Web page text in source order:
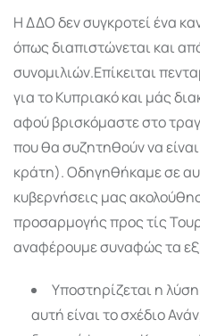
Η ΔΔΟ δεν συγκροτεί ένα
όπως διαπιστώνεται και
συνομιλιών.Επίκειται
για το Κυπριακό και μάς
αφού βρισκόμαστε στο
που θα συζητηθούν να
κράτη). Οδηγηθήκαμε σε
κυβερνήσεις μας
προσαρμογής προς τίς
αναφέρουμε συναφώς τα
Υποστηρίζεται η
αυτή είναι το σχέδιο